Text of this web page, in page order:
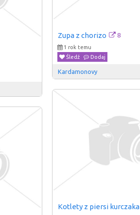
Zupa z chorizo 8
1 rok temu
Śledź
Dodaj
Kardamonovy
Kotlety z piersi kurczaka